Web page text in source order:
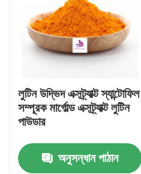
যোগাযোগ করুন
উদ্ধৃতির জন্য আবেদন
প্রাকৃতিক উদ্ভিদ নির্যাস
লুটিন উদ্ভিদ এক্সট্র্যাক্ট স্যান্টোফিল
সম্পূরক মার্গোল্ড এক্সট্র্যাক্ট লুটিন
পাউডার
অনুসন্ধান পাঠান